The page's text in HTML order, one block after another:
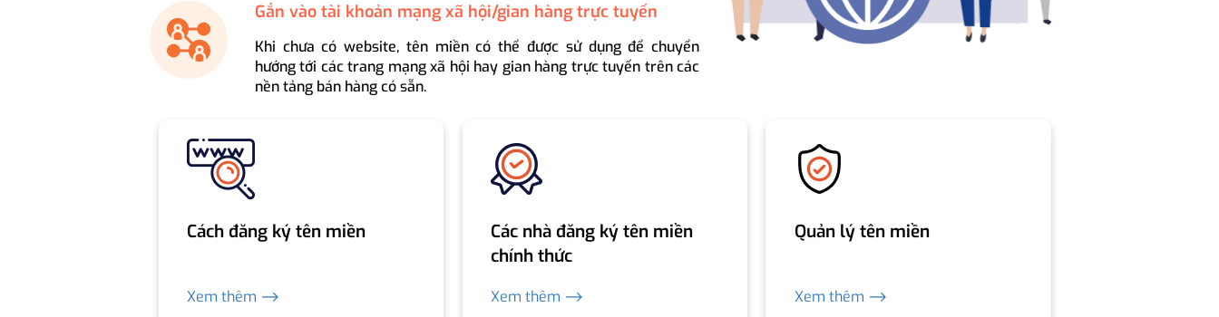
Gắn vào tài khoản mạng xã hội/gian hàng trực tuyến
Khi chưa có website, tên miền có thể được sử dụng để chuyển
hướng tới các trang mạng xã hội hay gian hàng trực tuyến trên các
nền tảng bán hàng có sẵn.
Cách đăng ký tên miền
Xem thêm ⟶
Các nhà đăng ký tên miền
chính thức
Xem thêm ⟶
Quản lý tên miền
Xem thêm ⟶